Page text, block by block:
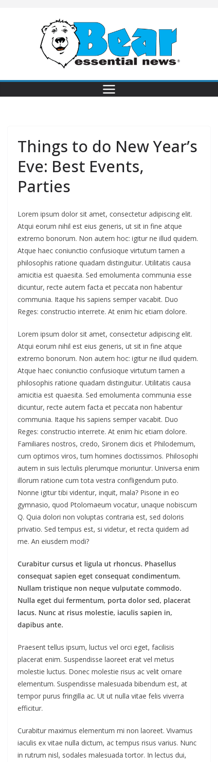
Things to do New Year’s
Eve: Best Events,
Parties
Lorem ipsum dolor sit amet, consectetur adipiscing elit.
Atqui eorum nihil est eius generis, ut sit in fine atque
extrerno bonorum. Non autem hoc: igitur ne illud quidem.
Atque haec coniunctio confusioque virtutum tamen a
philosophis ratione quadam distinguitur. Utilitatis causa
amicitia est quaesita. Sed emolumenta communia esse
dicuntur, recte autem facta et peccata non habentur
communia. Itaque his sapiens semper vacabit. Duo
Reges: constructio interrete. At enim hic etiam dolore.
Lorem ipsum dolor sit amet, consectetur adipiscing elit.
Atqui eorum nihil est eius generis, ut sit in fine atque
extrerno bonorum. Non autem hoc: igitur ne illud quidem.
Atque haec coniunctio confusioque virtutum tamen a
philosophis ratione quadam distinguitur. Utilitatis causa
amicitia est quaesita. Sed emolumenta communia esse
dicuntur, recte autem facta et peccata non habentur
communia. Itaque his sapiens semper vacabit. Duo
Reges: constructio interrete. At enim hic etiam dolore.
Familiares nostros, credo, Sironem dicis et Philodemum,
cum optimos viros, tum homines doctissimos. Philosophi
autem in suis lectulis plerumque moriuntur. Universa enim
illorum ratione cum tota vestra confligendum puto.
Nonne igitur tibi videntur, inquit, mala? Pisone in eo
gymnasio, quod Ptolomaeum vocatur, unaque nobiscum
Q. Quia dolori non voluptas contraria est, sed doloris
privatio. Sed tempus est, si videtur, et recta quidem ad
me. An eiusdem modi?
Curabitur cursus et ligula ut rhoncus. Phasellus
consequat sapien eget consequat condimentum.
Nullam tristique non neque vulputate commodo.
Nulla eget dui fermentum, porta dolor sed, placerat
lacus. Nunc at risus molestie, iaculis sapien in,
dapibus ante.
Praesent tellus ipsum, luctus vel orci eget, facilisis
placerat enim. Suspendisse laoreet erat vel metus
molestie luctus. Donec molestie risus ac velit ornare
elementum. Suspendisse malesuada bibendum est, at
tempor purus fringilla ac. Ut ut nulla vitae felis viverra
efficitur.
Curabitur maximus elementum mi non laoreet. Vivamus
iaculis ex vitae nulla dictum, ac tempus risus varius. Nunc
in rutrum nisl, sodales malesuada tortor. In lectus dui,